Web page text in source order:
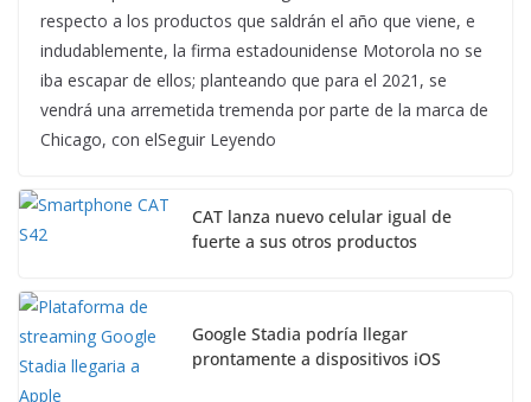
respecto a los productos que saldrán el año que viene, e
indudablemente, la firma estadounidense Motorola no se
iba escapar de ellos; planteando que para el 2021, se
vendrá una arremetida tremenda por parte de la marca de
Chicago, con elSeguir Leyendo
CAT lanza nuevo celular igual de
fuerte a sus otros productos
Google Stadia podría llegar
prontamente a dispositivos iOS